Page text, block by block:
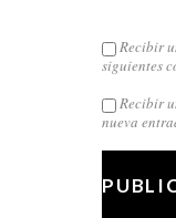
Recibir
siguientes
Recibir
nueva